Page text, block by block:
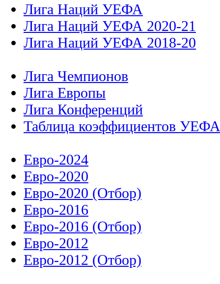
Лига Наций УЕФА
Лига Наций УЕФА 2020-21
Лига Наций УЕФА 2018-20
Лига Чемпионов
Лига Европы
Лига Конференций
Таблица коэффициентов УЕФА
Евро-2024
Евро-2020
Евро-2020 (Отбор)
Евро-2016
Евро-2016 (Отбор)
Евро-2012
Евро-2012 (Отбор)